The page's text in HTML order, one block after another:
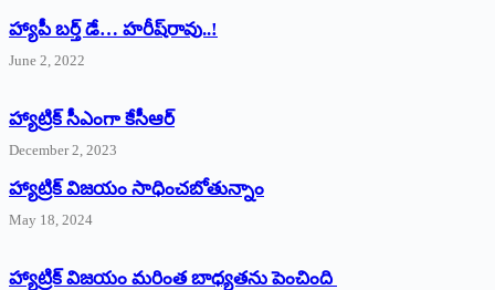
హ్యాపీ బర్త్ ‌డే… హరీష్‌రావు..!
June 2, 2022
హ్యాట్రిక్‌ ‌సీఎంగా కేసీఆర్‌
December 2, 2023
హ్యాట్రిక్‌ విజయం సాధించబోతున్నాం
May 18, 2024
హ్యాట్రిక్ విజయం మరింత బాధ్యతను పెంచింది